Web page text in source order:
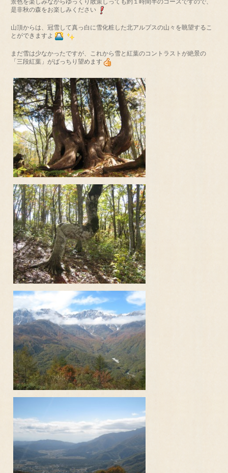
景色を楽しみながらゆっくり散策しっても約１時間半のコースですので、
是非秋の森をお楽しみください
山頂からは、冠雪して真っ白に雪化粧した北アルプスの山々を眺望するこ
とができますよ
まだ雪は少なかったですが、これから雪と紅葉のコントラストが絶景の
「三段紅葉」がばっちり望めます